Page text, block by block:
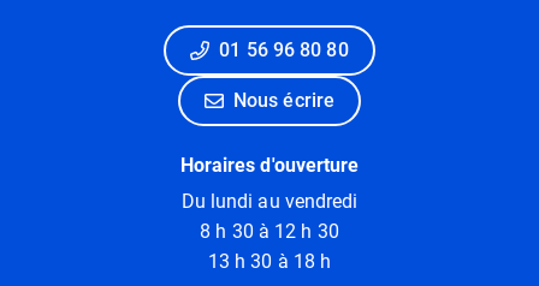
01 56 96 80 80
Nous écrire
Horaires d'ouverture
Du lundi au vendredi
8 h 30 à 12 h 30
13 h 30 à 18 h